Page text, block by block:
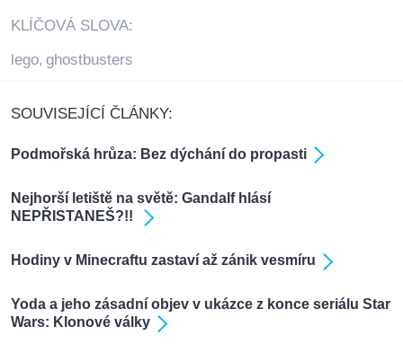
KLÍČOVÁ SLOVA:
lego, ghostbusters
SOUVISEJÍCÍ ČLÁNKY:
Podmořská hrůza: Bez dýchání do propasti
Nejhorší letiště na světě: Gandalf hlásí
NEPŘISTANEŠ?!!
Hodiny v Minecraftu zastaví až zánik vesmíru
Yoda a jeho zásadní objev v ukázce z konce seriálu Star
Wars: Klonové války